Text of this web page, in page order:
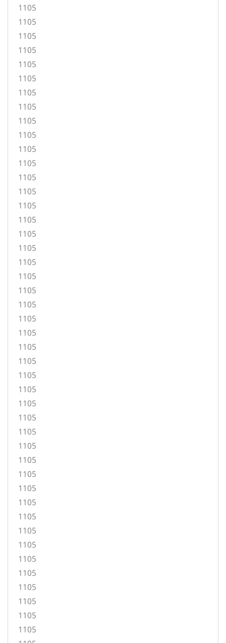
1105
1105
1105
1105
1105
1105
1105
1105
1105
1105
1105
1105
1105
1105
1105
1105
1105
1105
1105
1105
1105
1105
1105
1105
1105
1105
1105
1105
1105
1105
1105
1105
1105
1105
1105
1105
1105
1105
1105
1105
1105
1105
1105
1105
1105